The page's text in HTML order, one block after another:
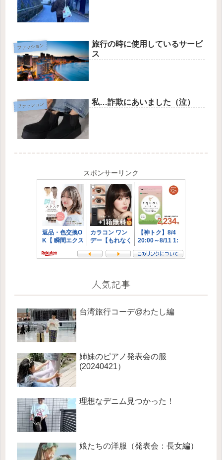
ファッション
旅行の時に使用しているサービ
ス
ファッション 私…詐欺にあいました（泣）
スポンサーリンク
人気記事
台湾旅行コーデ@わたし編
姉妹のピアノ発表会の服
(20240421）
理想なデニム見つかった！
娘たちの洋服（発表会：長女編）